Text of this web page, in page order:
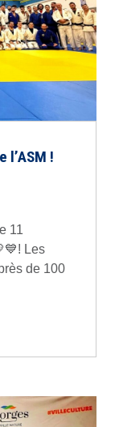
l’ASM !
11
Les
de 100